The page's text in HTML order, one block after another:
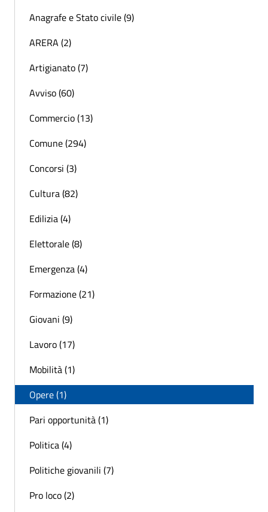
Anagrafe e Stato civile (9)
ARERA (2)
Artigianato (7)
Avviso (60)
Commercio (13)
Comune (294)
Concorsi (3)
Cultura (82)
Edilizia (4)
Elettorale (8)
Emergenza (4)
Formazione (21)
Giovani (9)
Lavoro (17)
Mobilità (1)
Opere (1)
Pari opportunità (1)
Politica (4)
Politiche giovanili (7)
Pro loco (2)